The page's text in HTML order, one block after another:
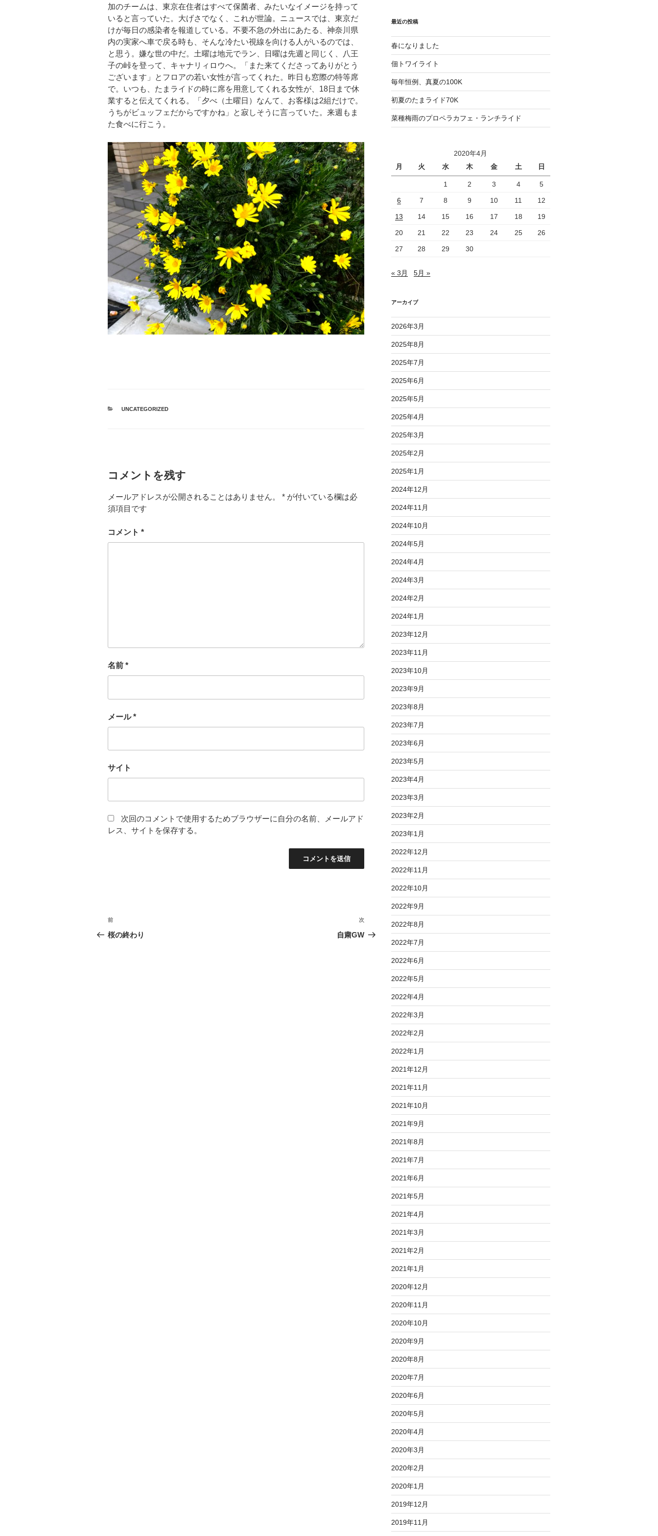
加のチームは、東京在住者はすべて保菌者、みたいなイメージを持って
いると言っていた。大げさでなく、これが世論。ニュースでは、東京だ
けが毎日の感染者を報道している。不要不急の外出にあたる、神奈川県
内の実家へ車で戻る時も、そんな冷たい視線を向ける人がいるのでは、
と思う。嫌な世の中だ。土曜は地元でラン、日曜は先週と同じく、八王
子の峠を登って、キャナリィロウへ。「また来てくださってありがとう
ございます」とフロアの若い女性が言ってくれた。昨日も窓際の特等席
で。いつも、たまライドの時に席を用意してくれる女性が、18日まで休
業すると伝えてくれる。「夕べ（土曜日）なんて、お客様は2組だけで。
うちがビュッフェだからですかね」と寂しそうに言っていた。来週もま
た食べに行こう。
カ
UNCATEGORIZED
コメントを残す
メールアドレスが公開されることはありません。 * が付いている欄は必
須項目です
コメント *
名前 *
メール*
サイト
次回のコメントで使用するためブラウザーに自分の名前、メールアド
レス、サイトを保存する。
投
稿
過
去
前
桜の終わり
次
の
次
自粛GW
最近の投稿
春になりました
佃トワイライト
毎年恒例、真夏の100K
初夏のたまライド70K
菜種梅雨のプロペラカフェ・ランチライド
2020年4月
月
火 水 木 金 土 日
1 2 3 4 5
6 7 8 9 10 11 12
13 14 15 16 17 18 19
20 21 22 23 24 25 26
27 28 29 30
« 3月 5月 »
アーカイブ
2026年3月
2025年8月
2025年7月
2025年6月
2025年5月
2025年4月
2025年3月
2025年2月
2025年1月
2024年12月
2024年11月
2024年10月
2024年5月
2024年4月
2024年3月
2024年2月
2024年1月
2023年12月
2023年11月
2023年10月
2023年9月
2023年8月
2023年7月
2023年6月
2023年5月
2023年4月
2023年3月
2023年2月
2023年1月
2022年12月
2022年11月
2022年10月
2022年9月
2022年8月
2022年7月
2022年6月
2022年5月
2022年4月
2022年3月
2022年2月
2022年1月
2021年12月
2021年11月
2021年10月
2021年9月
2021年8月
2021年7月
2021年6月
2021年5月
2021年4月
2021年3月
2021年2月
2021年1月
2020年12月
2020年11月
2020年10月
2020年9月
2020年8月
2020年7月
2020年6月
2020年5月
2020年4月
2020年3月
2020年2月
2020年1月
2019年12月
2019年11月